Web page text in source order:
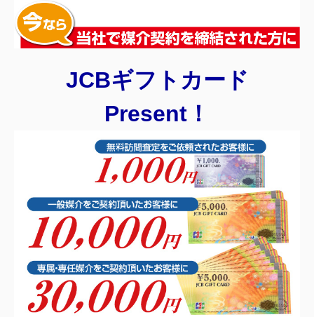
JCBギフトカード
Present！